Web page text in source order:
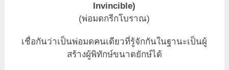
Invincible)
(พ่อมดกรีกโบราณ)
เชื่อกันว่าเป็นพ่อมดคนเดียวที่รู้จักกันในฐานะเป็นผู้
สร้างผู้พิทักษ์ขนาดยักษ์ได้